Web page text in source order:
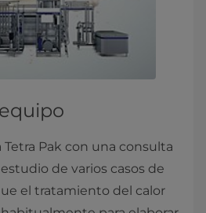
Pak con una consulta
de varios casos de
el tratamiento del calor